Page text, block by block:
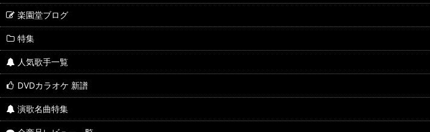
楽園堂ブログ
特集
人気歌手一覧
DVDカラオケ 新譜
演歌名曲特集